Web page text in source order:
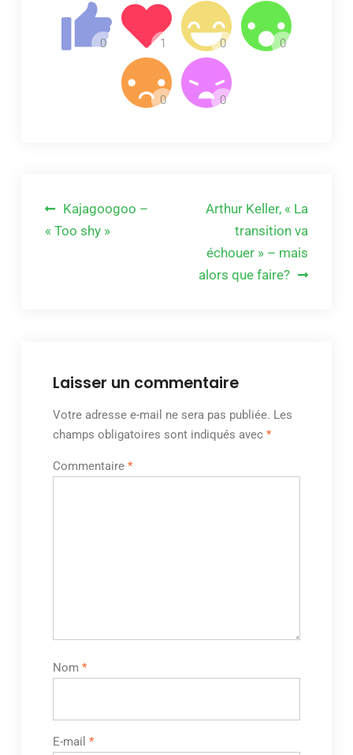
Navigation
de
Kajagoogoo –
« Too shy »
Arthur Keller, « La
transition va
échouer » – mais
alors que faire?
Laisser un commentaire
Votre adresse e-mail ne sera pas publiée. Les
champs obligatoires sont indiqués avec *
Commentaire *
Nom *
E-mail *